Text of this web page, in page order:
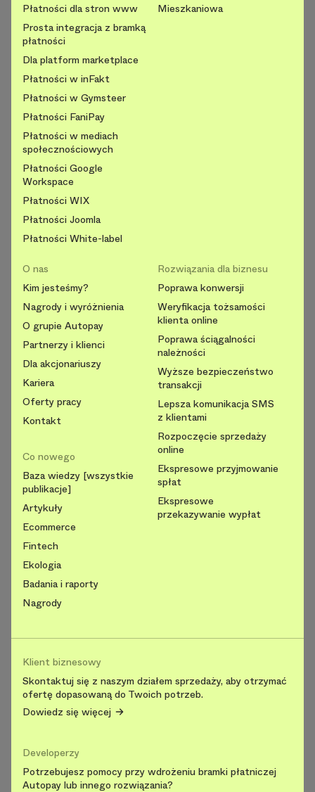
Płatności dla stron www
Prosta integracja z bramką
płatności
Dla platform marketplace
Płatności w inFakt
Płatności w Gymsteer
Płatności FaniPay
Płatności w mediach
społecznościowych
Płatności Google
Workspace
Płatności WIX
Płatności Joomla
Płatności White-label
Mieszkaniowa
O nas
Kim jesteśmy?
Nagrody i wyróżnienia
O grupie Autopay
Partnerzy i klienci
Dla akcjonariuszy
Kariera
Oferty pracy
Kontakt
Co nowego
Baza wiedzy [wszystkie
publikacje]
Artykuły
Ecommerce
Fintech
Ekologia
Badania i raporty
Nagrody
Rozwiązania dla biznesu
Poprawa konwersji
Weryfikacja tożsamości
klienta online
Poprawa ściągalności
należności
Wyższe bezpieczeństwo
transakcji
Lepsza komunikacja SMS
z klientami
Rozpoczęcie sprzedaży
online
Ekspresowe przyjmowanie
spłat
Ekspresowe
przekazywanie wypłat
Klient biznesowy
Skontaktuj się z naszym działem sprzedaży, aby otrzymać
ofertę dopasowaną do Twoich potrzeb.
Dowiedz się więcej
Developerzy
Potrzebujesz pomocy przy wdrożeniu bramki płatniczej
Autopay lub innego rozwiązania?